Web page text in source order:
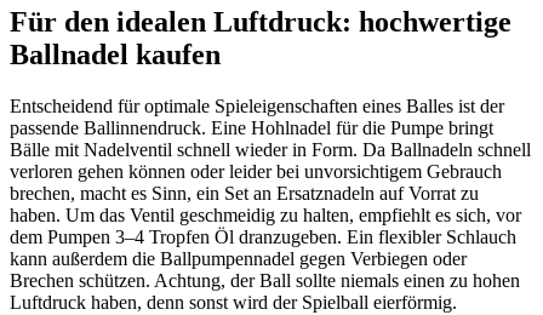
Für den idealen Luftdruck: hochwertige
Ballnadel kaufen
Entscheidend für optimale Spieleigenschaften eines Balles ist der
passende Ballinnendruck. Eine Hohlnadel für die Pumpe bringt
Bälle mit Nadelventil schnell wieder in Form. Da Ballnadeln schnell
verloren gehen können oder leider bei unvorsichtigem Gebrauch
brechen, macht es Sinn, ein Set an Ersatznadeln auf Vorrat zu
haben. Um das Ventil geschmeidig zu halten, empfiehlt es sich, vor
dem Pumpen 3–4 Tropfen Öl dranzugeben. Ein flexibler Schlauch
kann außerdem die Ballpumpennadel gegen Verbiegen oder
Brechen schützen. Achtung, der Ball sollte niemals einen zu hohen
Luftdruck haben, denn sonst wird der Spielball eierförmig.